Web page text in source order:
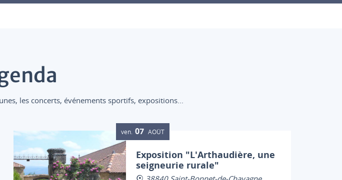
les concerts, événements sportifs, expositions...
ven. 07 AOÛT
Exposition "L'Arthaudière, une
seigneurie rurale"